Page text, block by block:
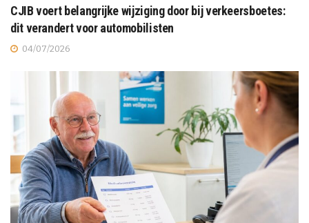
CJIB voert belangrijke wijziging door bij verkeersboetes:
dit verandert voor automobilisten
04/07/2026